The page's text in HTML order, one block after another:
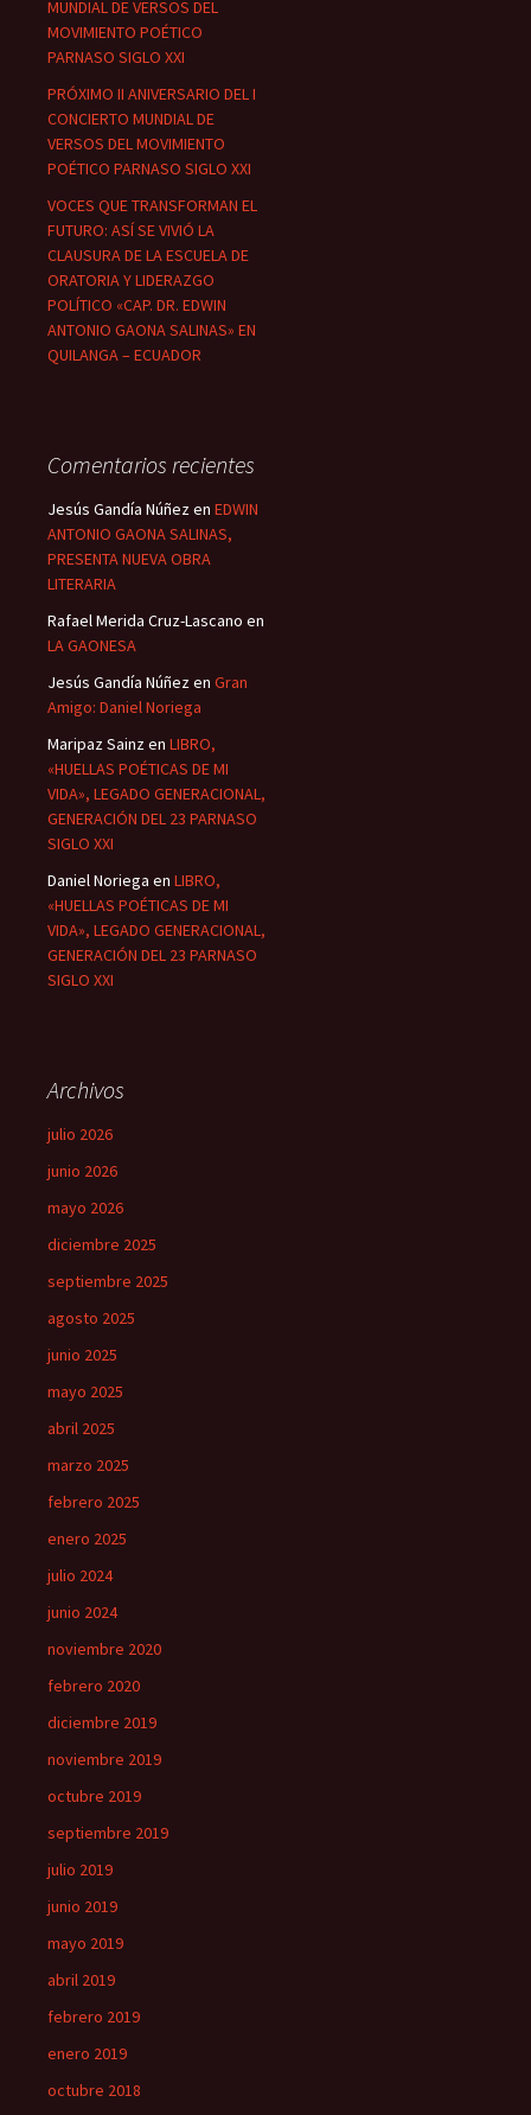
MUNDIAL DE VERSOS DEL
MOVIMIENTO POÉTICO
PARNASO SIGLO XXI
PRÓXIMO II ANIVERSARIO DEL I
CONCIERTO MUNDIAL DE
VERSOS DEL MOVIMIENTO
POÉTICO PARNASO SIGLO XXI
VOCES QUE TRANSFORMAN EL
FUTURO: ASÍ SE VIVIÓ LA
CLAUSURA DE LA ESCUELA DE
ORATORIA Y LIDERAZGO
POLÍTICO «CAP. DR. EDWIN
ANTONIO GAONA SALINAS» EN
QUILANGA – ECUADOR
Comentarios recientes
Jesús Gandía Núñezen EDWIN
ANTONIO GAONA SALINAS,
PRESENTA NUEVA OBRA
LITERARIA
Rafael Merida Cruz-Lascano en
LA GAONESA
Jesús Gandía Núñezen Gran
Amigo: Daniel Noriega
Maripaz Sainzen LIBRO,
«HUELLAS POÉTICAS DE MI
VIDA», LEGADO GENERACIONAL,
GENERACIÓN DEL 23 PARNASO
SIGLO XXI
Daniel Noriega en LIBRO,
«HUELLAS POÉTICAS DE MI
VIDA», LEGADO GENERACIONAL,
GENERACIÓN DEL 23 PARNASO
SIGLO XXI
Archivos
julio 2026
junio 2026
mayo 2026
diciembre 2025
septiembre 2025
agosto 2025
junio 2025
mayo 2025
abril 2025
marzo 2025
febrero 2025
enero 2025
julio 2024
junio 2024
noviembre 2020
febrero 2020
diciembre 2019
noviembre 2019
octubre 2019
septiembre 2019
julio 2019
junio 2019
mayo 2019
abril 2019
febrero 2019
enero 2019
octubre 2018